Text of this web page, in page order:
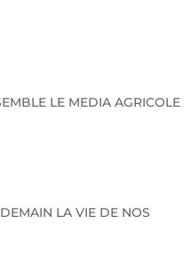
LE MEDIA AGRICOLE
LA VIE DE NOS